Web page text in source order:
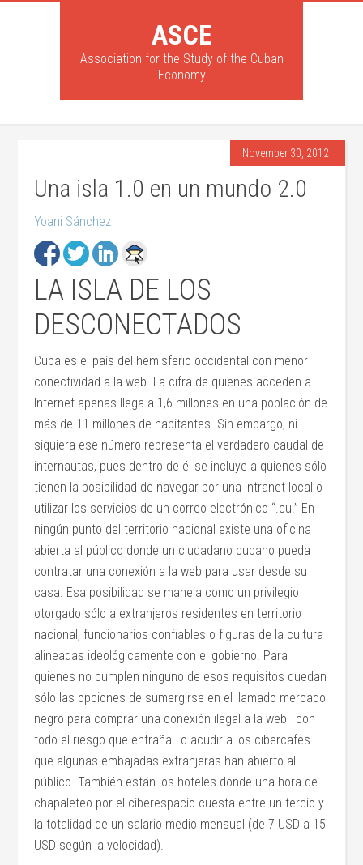
ASCE
Association for the Study of the Cuban
Economy
November 30, 2012
Una isla 1.0 en un mundo 2.0
Yoani Sánchez
LA ISLA DE LOS
DESCONECTADOS
Cuba es el país del hemisferio occidental con menor
conectividad a la web. La cifra de quienes acceden a
Internet apenas llega a 1,6 millones en una población de
más de 11 millones de habitantes. Sin embargo, ni
siquiera ese número representa el verdadero caudal de
internautas, pues dentro de él se incluye a quienes sólo
tienen la posibilidad de navegar por una intranet local o
utilizar los servicios de un correo electrónico “.cu.” En
ningún punto del territorio nacional existe una oficina
abierta al público donde un ciudadano cubano pueda
contratar una conexión a la web para usar desde su
casa. Esa posibilidad se maneja como un privilegio
otorgado sólo a extranjeros residentes en territorio
nacional, funcionarios confiables o figuras de la cultura
alineadas ideológicamente con el gobierno. Para
quienes no cumplen ninguno de esos requisitos quedan
sólo las opciones de sumergirse en el llamado mercado
negro para comprar una conexión ilegal a la web—con
todo el riesgo que entraña—o acudir a los cibercafés
que algunas embajadas extranjeras han abierto al
público. También están los hoteles donde una hora de
chapaleteo por el ciberespacio cuesta entre un tercio y
la totalidad de un salario medio mensual (de 7 USD a 15
USD según la velocidad).